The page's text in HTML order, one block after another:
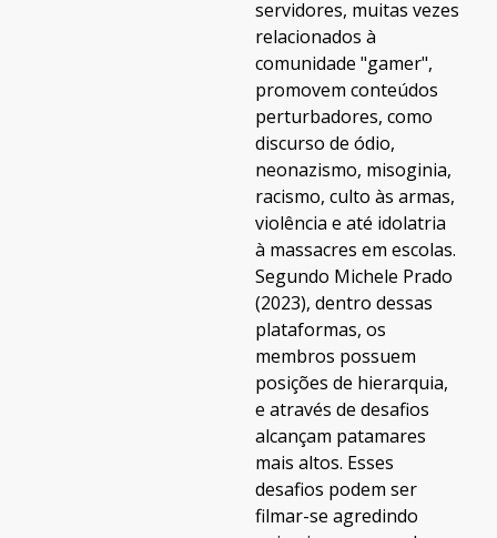
servidores, muitas vezes
relacionados à
comunidade "gamer",
promovem conteúdos
perturbadores, como
discurso de ódio,
neonazismo, misoginia,
racismo, culto às armas,
violência e até idolatria
à massacres em escolas.
Segundo Michele Prado
(2023), dentro dessas
plataformas, os
membros possuem
posições de hierarquia,
e através de desafios
alcançam patamares
mais altos. Esses
desafios podem ser
filmar-se agredindo